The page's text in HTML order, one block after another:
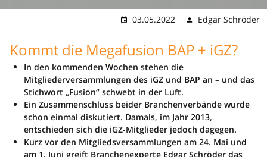
03.05.2022 Edgar Schröder
Kommt die Megafusion BAP + iGZ?
In den kommenden Wochen stehen die
Mitgliederversammlungen des iGZ und BAP an – und das
Stichwort „Fusion“ schwebt in der Luft.
Ein Zusammenschluss beider Branchenverbände wurde
schon einmal diskutiert. Damals, im Jahr 2013,
entschieden sich die iGZ-Mitglieder jedoch dagegen.
Kurz vor den Mitgliedsversammlungen am 24. Mai und
am 1. Juni greift Branchenexperte Edgar Schröder das